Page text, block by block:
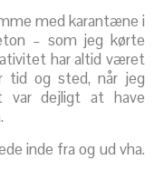
med karantæne i
– som jeg kørte
har altid været
tid og sted, når jeg
var dejligt at have
inde fra og ud vha.